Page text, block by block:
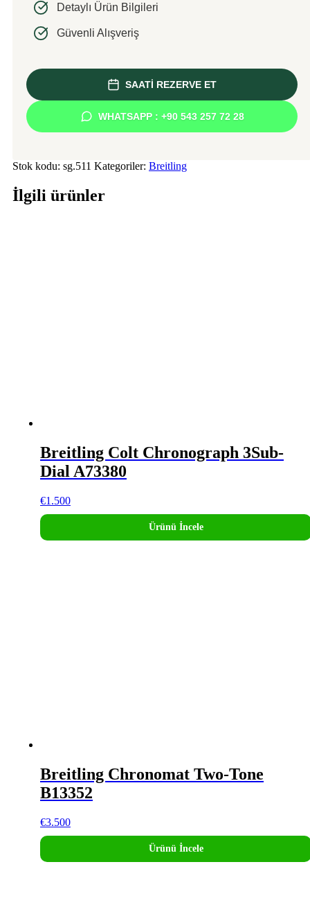
Detaylı Ürün Bilgileri
Güvenli Alışveriş
SAATİ REZERVE ET
WHATSAPP : +90 543 257 72 28
Stok kodu: sg.511 Kategoriler: Breitling
İlgili ürünler
Breitling Colt Chronograph 3Sub-
Dial A73380
€1.500
Ürünü İncele
Breitling Chronomat Two-Tone
B13352
€3.500
Ürünü İncele